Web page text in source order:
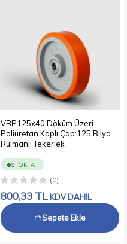
VBP125x40 Döküm Üzeri
Poliüretan Kaplı Çap:125 Bilya
Rulmanlı Tekerlek
STOKTA
(0)
800,33 TL KDV DAHİL
Sepete Ekle